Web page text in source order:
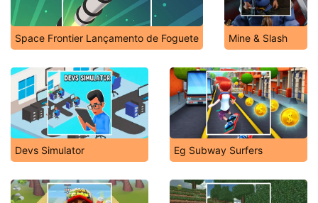
Space Frontier Lançamento de Foguete Mine & Slash
Devs Simulator Eg Subway Surfers